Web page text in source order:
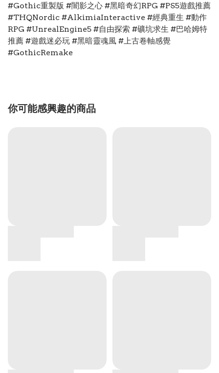
#Gothic重製版 #闇影之心 #黑暗奇幻RPG #PS5遊戲推薦
#THQNordic #AlkimiaInteractive #經典重生 #動作
RPG #UnrealEngine5 #自由探索 #礦坑求生 #巴哈姆特
推薦 #遊戲迷必玩 #黑暗靈魂風 #上古卷軸感覺
#GothicRemake
你可能感興趣的商品